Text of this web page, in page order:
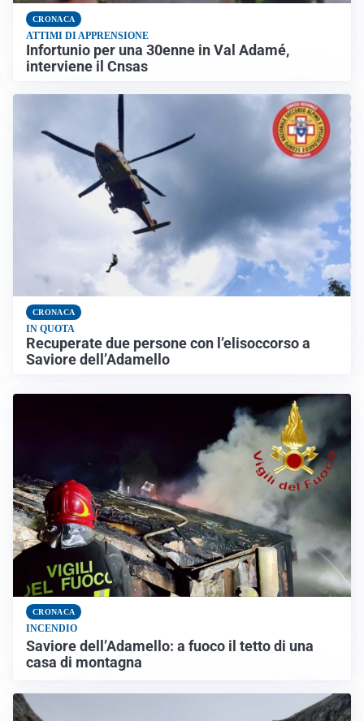
CRONACA
ATTIMI DI APPRENSIONE
Infortunio per una 30enne in Val Adamé,
interviene il Cnsas
CRONACA
IN QUOTA
Recuperate due persone con l’elisoccorso a
Saviore dell’Adamello
CRONACA
INCENDIO
Saviore dell’Adamello: a fuoco il tetto di una
casa di montagna